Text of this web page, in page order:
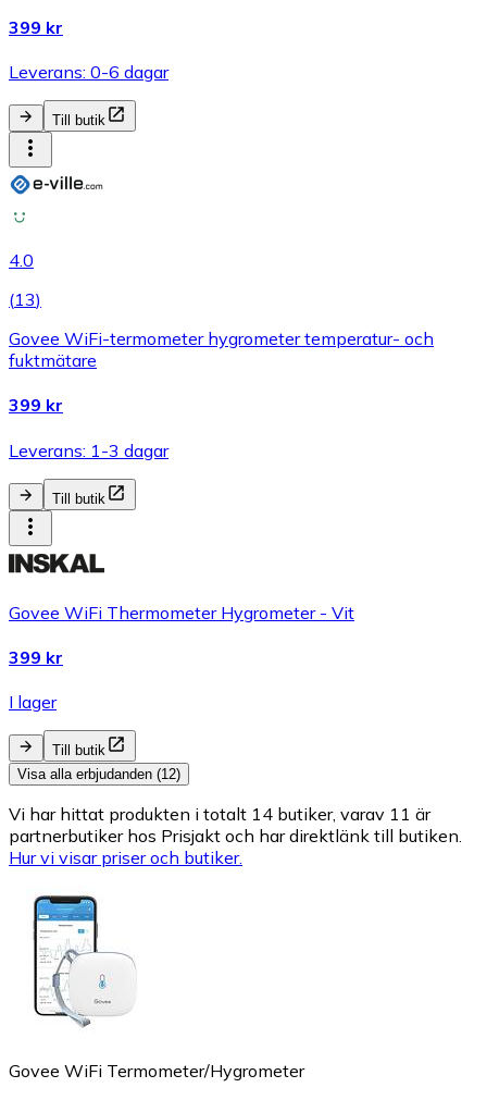
399 kr
Leverans: 0-6 dagar
Till butik
4.0
(13)
Govee WiFi-termometer hygrometer temperatur- och
fuktmätare
399 kr
Leverans: 1-3 dagar
Till butik
Govee WiFi Thermometer Hygrometer - Vit
399 kr
I lager
Till butik
Visa alla erbjudanden (12)
Vi har hittat produkten i totalt 14 butiker, varav 11 är
partnerbutiker hos Prisjakt och har direktlänk till butiken.
Hur vi visar priser och butiker.
Govee WiFi Termometer/Hygrometer